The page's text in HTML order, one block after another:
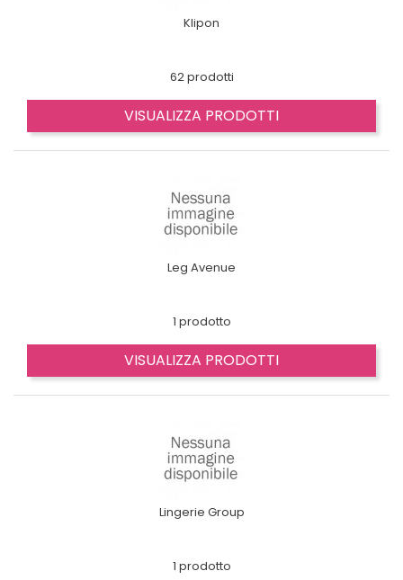
Klipon
62 prodotti
VISUALIZZA PRODOTTI
Leg Avenue
1 prodotto
VISUALIZZA PRODOTTI
Lingerie Group
1 prodotto